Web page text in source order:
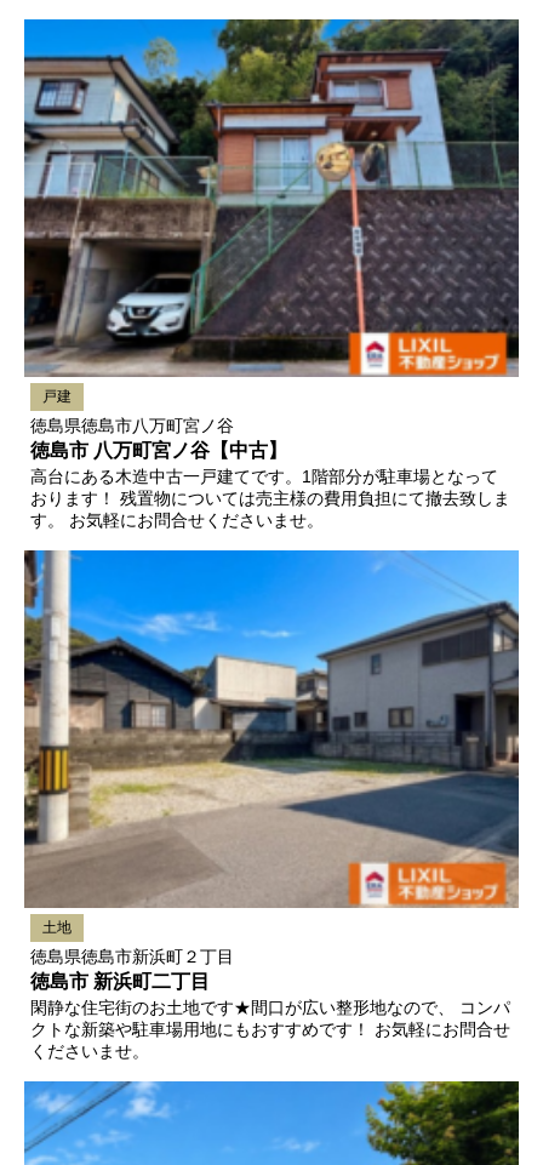
戸建
徳島県徳島市八万町宮ノ谷
徳島市 八万町宮ノ谷【中古】
高台にある木造中古一戸建てです。1階部分が駐車場となって
おります！ 残置物については売主様の費用負担にて撤去致しま
す。 お気軽にお問合せくださいませ。
土地
徳島県徳島市新浜町２丁目
徳島市 新浜町二丁目
閑静な住宅街のお土地です★間口が広い整形地なので、 コンパ
クトな新築や駐車場用地にもおすすめです！ お気軽にお問合せ
くださいませ。